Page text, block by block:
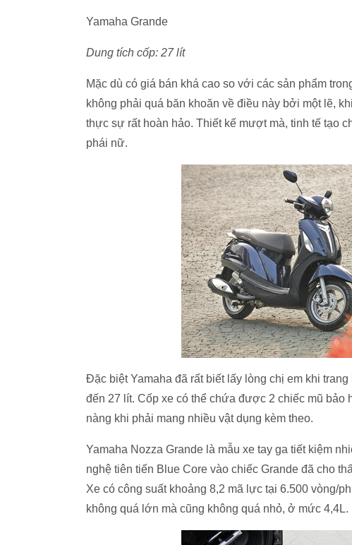
Yamaha Grande
Dung tích cốp: 27 lít
Mặc dù có giá bán khá cao so với các sản phẩm
không phải quá băn khoăn về điều này bởi một lẽ,
thực sự rất hoàn hảo. Thiết kế mượt mà, tinh tế tạo
phái nữ.
Đặc biệt Yamaha đã rất biết lấy lòng chị em khi
đến 27 lít. Cốp xe có thể chứa được 2 chiếc mũ bảo
nàng khi phải mang nhiều vật dụng kèm theo.
Yamaha Nozza Grande là mẫu xe tay ga tiết kiệm
nghệ tiên tiến Blue Core vào chiếc Grande đã cho
Xe có công suất khoảng 8,2 mã lực tại 6.500 vòng/
không quá lớn mà cũng không quá nhỏ, ở mức 4,4L.